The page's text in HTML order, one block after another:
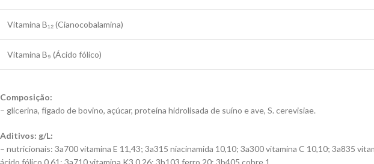
Vitamina B₁₂ (Cianocobalamina)
Vitamina B₉ (Ácido fólico)
Composição:
– glicerina, fígado de bovino, açúcar, proteína hidrolisada de suíno e ave, S. cerevisiae.
Aditivos: g/L:
– nutricionais: 3a700 vitamina E 11,43; 3a315 niacinamida 10,10; 3a300 vitamina C 10,10; 3a835